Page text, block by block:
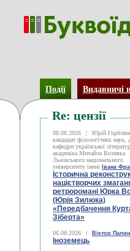
Події Видавничі
Re: цензії
08.08.2026 |
Юрій
кандидат філологічних наук,
кафедри української
академіка Михайла Возняка
Львівського національного
університету імені
Івана
Історична
націєтворчих
ретроромані Юрка
(Юрія Зилюка)
«Передбачення
Зіберта»
06.08.2026 | Віктор
Іноземець